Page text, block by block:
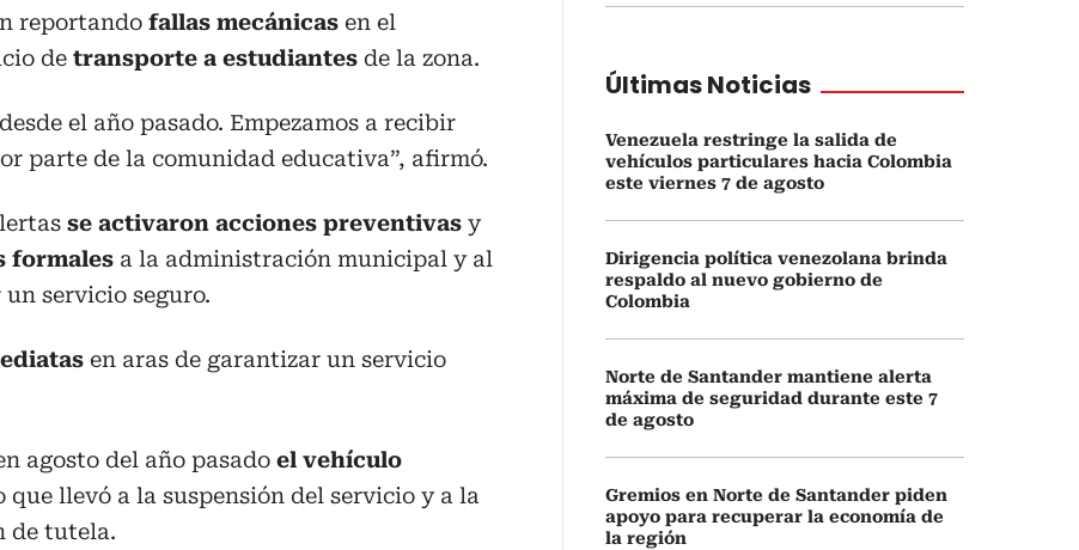
reportando fallas mecánicas en el
de transporte a estudiantes de la zona.
el año pasado. Empezamos a recibir
parte de la comunidad educativa”, afirmó.
se activaron acciones preventivas y
formales a la administración municipal y al
servicio seguro.
en aras de garantizar un servicio
agosto del año pasado el vehículo
que llevó a la suspensión del servicio y a la
de tutela.
Últimas Noticias
Venezuela restringe la salida de
vehículos particulares hacia Colombia
este viernes 7 de agosto
Dirigencia política venezolana brinda
respaldo al nuevo gobierno de
Colombia
Norte de Santander mantiene alerta
máxima de seguridad durante este 7
de agosto
Gremios en Norte de Santander piden
apoyo para recuperar la economía de
la región